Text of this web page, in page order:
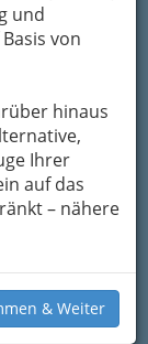
und
von
hinaus
Ihrer
auf das
– nähere
& Weiter